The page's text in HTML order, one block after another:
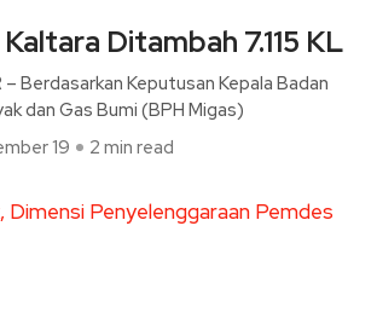
Ditambah 7.115 KL
– Berdasarkan Keputusan Kepala Badan
dan Gas Bumi (BPH Migas)
19 2 min read